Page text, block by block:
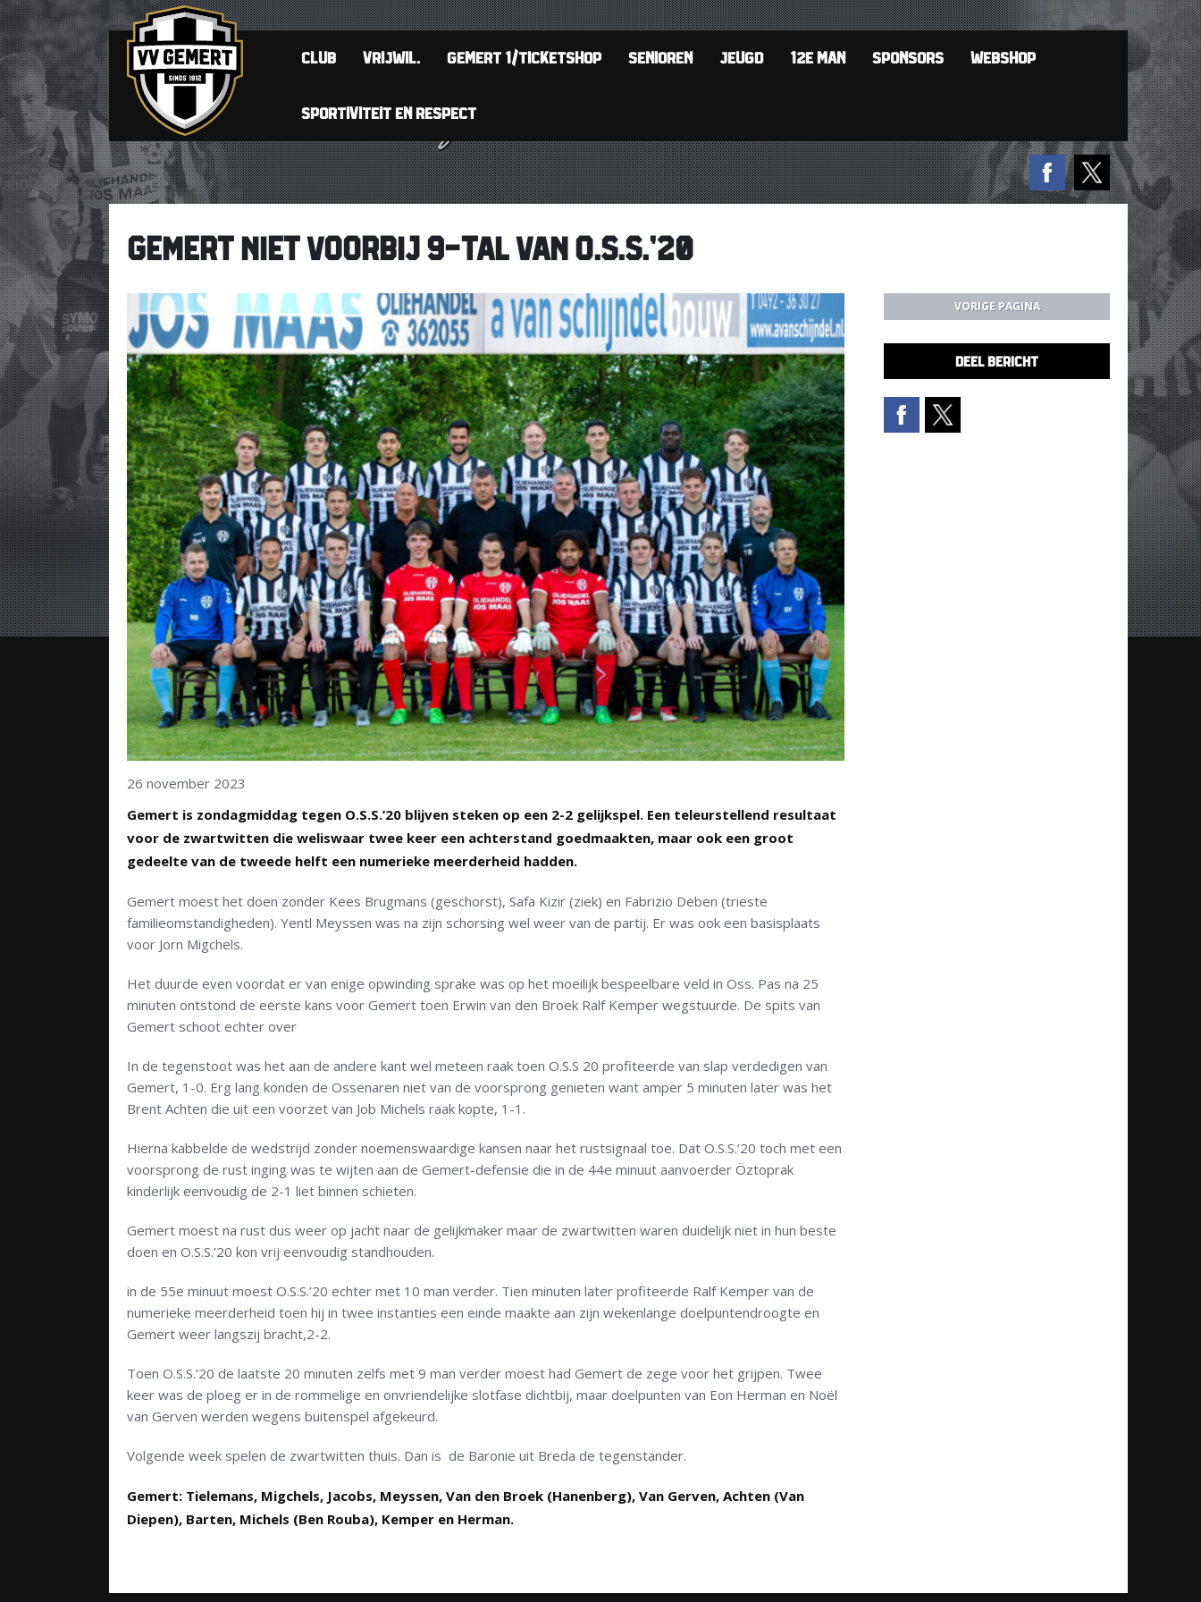
CLUB VRIJWIL. GEMERT 1/TICKETSHOP SENIOREN JEUGD 12E MAN SPONSORS WEBSHOP
SPORTIVITEIT EN RESPECT
GEMERT NIET VOORBIJ 9-TAL VAN O.S.S.’20
26 november 2023
Gemert is zondagmiddag tegen O.S.S.’20 blijven steken op een 2-2 gelijkspel. Een teleurstellend resultaat
voor de zwartwitten die weliswaar twee keer een achterstand goedmaakten, maar ook een groot
gedeelte van de tweede helft een numerieke meerderheid hadden.
Gemert moest het doen zonder Kees Brugmans (geschorst), Safa Kizir (ziek) en Fabrizio Deben (trieste
familieomstandigheden). Yentl Meyssen was na zijn schorsing wel weer van de partij. Er was ook een basisplaats
voor Jorn Migchels.
Het duurde even voordat er van enige opwinding sprake was op het moeilijk bespeelbare veld in Oss. Pas na 25
minuten ontstond de eerste kans voor Gemert toen Erwin van den Broek Ralf Kemper wegstuurde. De spits van
Gemert schoot echter over
In de tegenstoot was het aan de andere kant wel meteen raak toen O.S.S 20 profiteerde van slap verdedigen van
Gemert, 1-0. Erg lang konden de Ossenaren niet van de voorsprong genieten want amper 5 minuten later was het
Brent Achten die uit een voorzet van Job Michels raak kopte, 1-1.
Hierna kabbelde de wedstrijd zonder noemenswaardige kansen naar het rustsignaal toe. Dat O.S.S.’20 toch met een
voorsprong de rust inging was te wijten aan de Gemert-defensie die in de 44e minuut aanvoerder Öztoprak
kinderlijk eenvoudig de 2-1 liet binnen schieten.
Gemert moest na rust dus weer op jacht naar de gelijkmaker maar de zwartwitten waren duidelijk niet in hun beste
doen en O.S.S.’20 kon vrij eenvoudig standhouden.
in de 55e minuut moest O.S.S.’20 echter met 10 man verder. Tien minuten later profiteerde Ralf Kemper van de
numerieke meerderheid toen hij in twee instanties een einde maakte aan zijn wekenlange doelpuntendroogte en
Gemert weer langszij bracht,2-2.
Toen O.S.S.’20 de laatste 20 minuten zelfs met 9 man verder moest had Gemert de zege voor het grijpen. Twee
keer was de ploeg er in de rommelige en onvriendelijke slotfase dichtbij, maar doelpunten van Eon Herman en Noël
van Gerven werden wegens buitenspel afgekeurd.
Volgende week spelen de zwartwitten thuis. Dan is de Baronie uit Breda de tegenstander.
Gemert: Tielemans, Migchels, Jacobs, Meyssen, Van den Broek (Hanenberg), Van Gerven, Achten (Van
Diepen), Barten, Michels (Ben Rouba), Kemper en Herman.
VORIGE PAGINA
DEEL BERICHT